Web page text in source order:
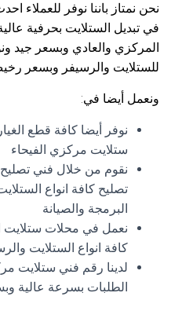
نحن نمتاز باننا نوفر للعملاء
في تبديل الستلايت بحرفية
المركزي والعادي وبسعر جيد
للستلايت والرسيفر وبسعر
ونعمل أيضا في:
نوفر أيضا كافة قطع
ستلايت مركزي الفيحاء
تصليح كافة انواع
البرمجة والصيانة
نعمل في محلات ستلايت
كافة انواع الستلايت
لدينا رقم فني ستلايت
الطلبات بسرعة عالية